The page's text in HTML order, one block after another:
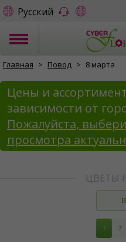
Русский
Главная Повод 8 марта
Цены и
зависимости от
Пожалуйста,
просмотра
ЦВЕТЫ
1 2